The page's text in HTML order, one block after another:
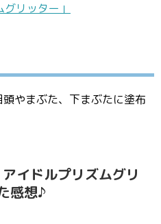
リッター」
やまぶた、下まぶたに塗布
イドルプリズムグリ
感想♪